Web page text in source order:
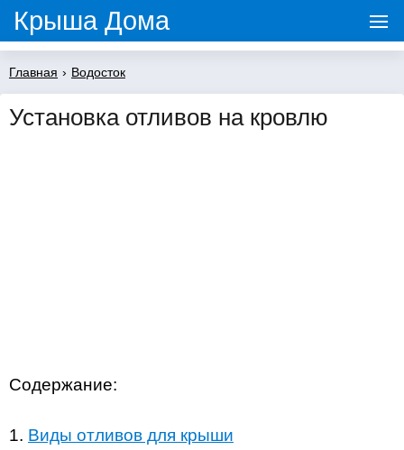
Крыша Дома
Главная › Водосток
Установка отливов на кровлю
Содержание:
1. Виды отливов для крыши